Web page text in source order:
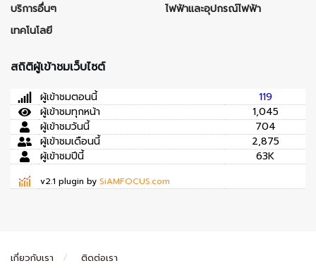
บริการอื่นๆ
เทคโนโลยี
ไฟฟ้าและอุปกรณ์ไฟฟ้า
สถิติผู้เข้าชมเว็บไซต์
ผู้เข้าชมตอนนี้
119
ผู้เข้าชมทุกหน้า
1,045
ผู้เข้าชมวันนี้
704
ผู้เข้าชมเดือนนี้
2,875
ผู้เข้าชมปีนี้
63K
v2.1 plugin by SiAMFOCUS.com
เกี่ยวกับเรา ติดต่อเรา